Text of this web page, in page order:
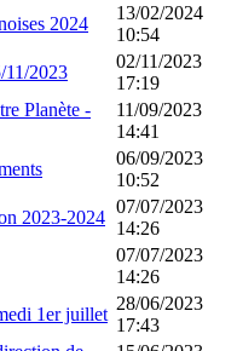
2024
13/02/2024
10:54
11/2023
02/11/2023
17:19
Planète -
11/09/2023
14:41
06/09/2023
10:52
2023-2024
07/07/2023
14:26
07/07/2023
14:26
1er juillet
28/06/2023
17:43